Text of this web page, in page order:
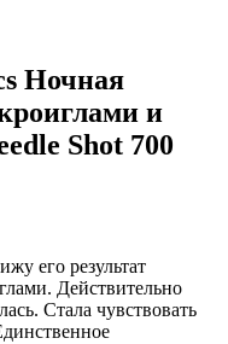
Ночная
и
Shot 700
его результат
Действительно
Стала чувствовать